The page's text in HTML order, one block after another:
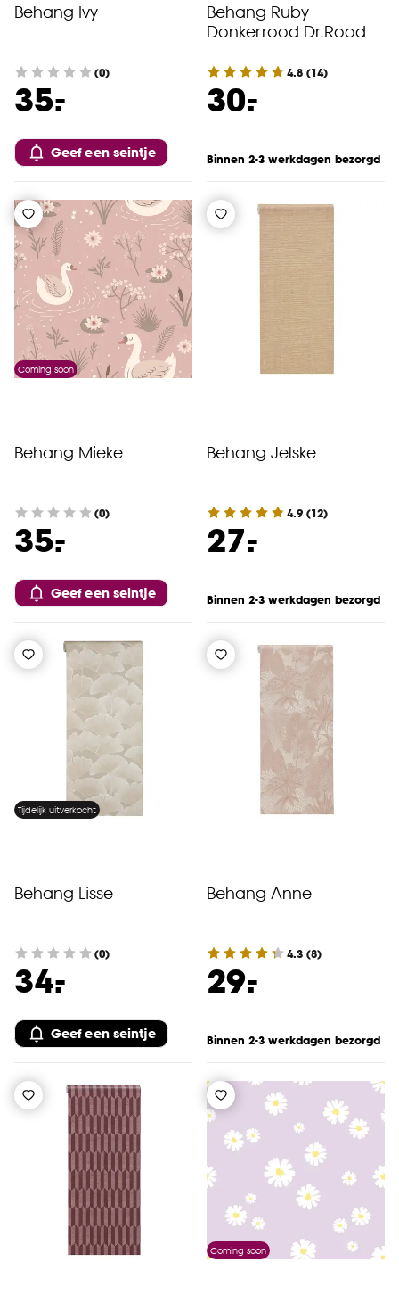
Behang Ivy
(0)
35.
-
Geef een seintje
Behang Ruby
Donkerrood Dr.Rood
4.8 (14)
30.
-
Binnen 2-3 werkdagen bezorgd
Coming soon
Behang Mieke
(0)
35.
-
Geef een seintje
Behang Jelske
4.9 (12)
27.
-
Binnen 2-3 werkdagen bezorgd
Tijdelijk uitverkocht
Behang Lisse
(0)
34.
-
Geef een seintje
Behang Anne
4.3 (8)
29.
-
Binnen 2-3 werkdagen bezorgd
Coming soon